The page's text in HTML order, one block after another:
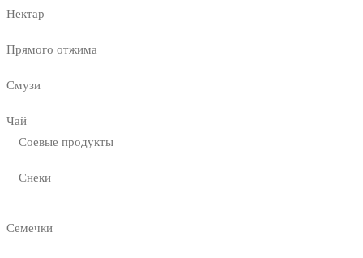
Нектар
Прямого отжима
Смузи
Чай
Соевые продукты
Снеки
Семечки